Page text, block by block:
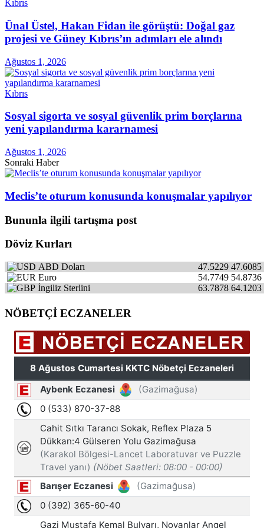
Kıbrıs
Ünal Üstel, Hakan Fidan ile görüştü: Doğal gaz
projesi ve Güney Kıbrıs’ın adımları ele alındı
Ağustos 1, 2026
Kıbrıs
Sosyal sigorta ve sosyal güvenlik prim borçlarına
yeni yapılandırma kararnamesi
Ağustos 1, 2026
Sonraki Haber
Meclis’te oturum konusunda konuşmalar yapılıyor
Bununla ilgili tartışma post
Döviz Kurları
ABD Doları 47.6085
47.5229
Euro
54.8736
54.7749
İngiliz Sterlini
64.1203
63.7878
NÖBETÇİ ECZANELER